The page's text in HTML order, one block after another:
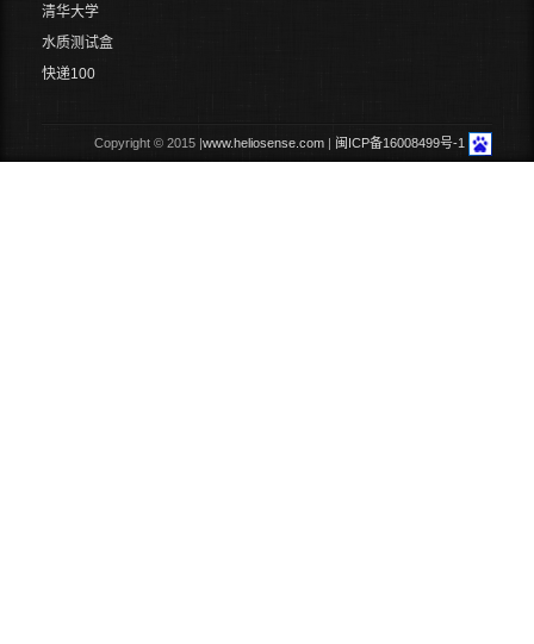
清华大学
水质测试盒
快递100
Copyright © 2015 |www.heliosense.com | 闽ICP备16008499号-1